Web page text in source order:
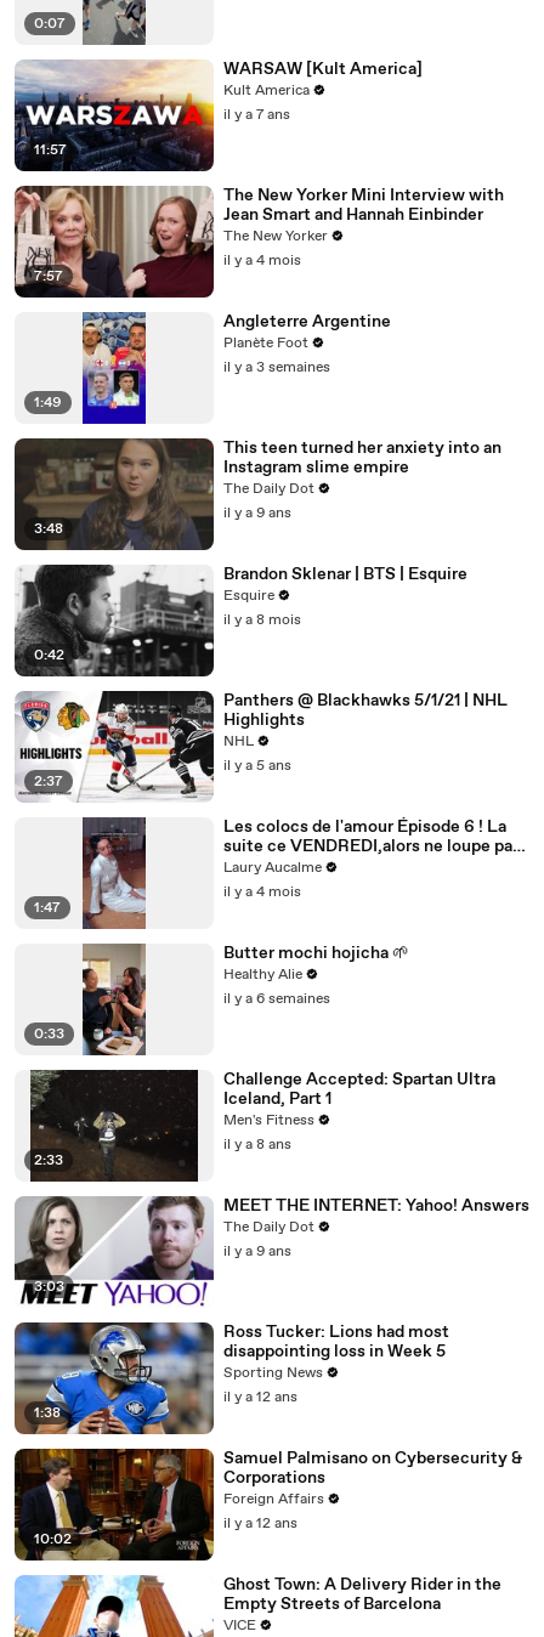
0:07
11:57
WARSAW [Kult America]
Kult America
il y a 7 ans
7:57
The New Yorker Mini Interview with
Jean Smart and Hannah Einbinder
The New Yorker
il y a 4 mois
1:49
Angleterre Argentine
Planète Foot
il y a 3 semaines
3:48
This teen turned her anxiety into an
Instagram slime empire
The Daily Dot
il y a 9 ans
0:42
Brandon Sklenar | BTS | Esquire
Esquire
il y a 8 mois
2:37
Panthers @ Blackhawks 5/1/21 | NHL
Highlights
NHL
il y a 5 ans
1:47
Les colocs de l'amour Épisode 6 ! La
suite ce VENDREDI,alors ne loupe pas
ça! Épisode 6/8 pour la saison 2
Laury Aucalme
il y a 4 mois
0:33
Butter mochi hojicha 🌱
Healthy Alie
il y a 6 semaines
2:33
Challenge Accepted: Spartan Ultra
Iceland, Part 1
Men's Fitness
il y a 8 ans
3:03
MEET THE INTERNET: Yahoo! Answers
The Daily Dot
il y a 9 ans
1:38
Ross Tucker: Lions had most
disappointing loss in Week 5
Sporting News
il y a 12 ans
10:02
Samuel Palmisano on Cybersecurity &
Corporations
Foreign Affairs
il y a 12 ans
Ghost Town: A Delivery Rider in the
Empty Streets of Barcelona
VICE